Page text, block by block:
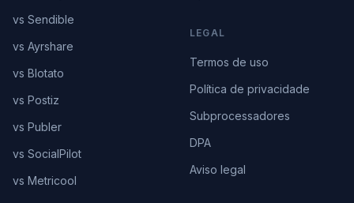
vs Sendible
vs Ayrshare
vs Blotato
vs Postiz
vs Publer
vs SocialPilot
vs Metricool
LEGAL
Termos de uso
Política de privacidade
Subprocessadores
DPA
Aviso legal